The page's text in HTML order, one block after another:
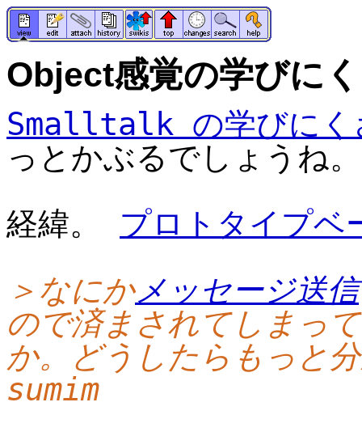
Object感覚の学びに
Smalltalk の学びにく
っとかぶるでしょうね
経緯。 プロトタイプベ
＞なにかメッセージ送信
ので済まされてしまっ
か。どうしたらもっと
sumim